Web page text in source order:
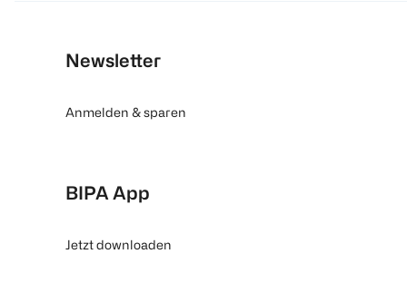
Newsletter
Anmelden & sparen
BIPA App
Jetzt downloaden